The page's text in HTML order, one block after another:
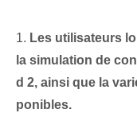
1. Les utilisateurs
la simulation de
d 2, ainsi que la
ponibles.